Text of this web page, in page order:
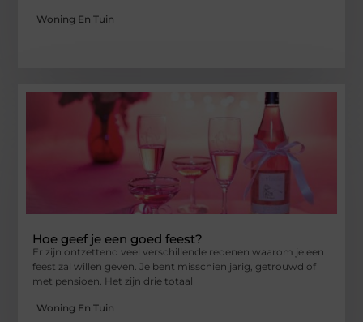
Woning En Tuin
Hoe geef je een goed feest?
Er zijn ontzettend veel verschillende redenen waarom je een
feest zal willen geven. Je bent misschien jarig, getrouwd of
met pensioen. Het zijn drie totaal
Woning En Tuin